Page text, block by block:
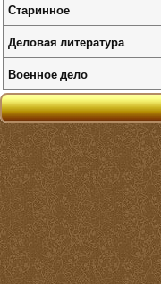
Старинное
Деловая литература
Военное дело